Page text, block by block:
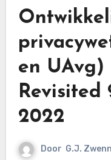
en UAvg)
Revisited
2022
Door G.J.